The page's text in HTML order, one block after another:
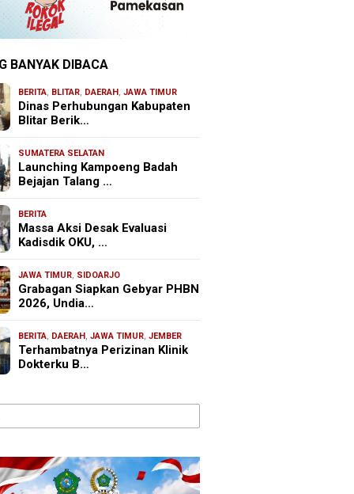
BANYAK DIBACA
BERITA, BLITAR, DAERAH ,JAWA TIMUR
Dinas Perhubungan Kabupaten
Blitar Berik…
SUMATERA SELATAN
Launching Kampoeng Badah
Bejajan Talang …
BERITA
Massa Aksi Desak Evaluasi
Kadisdik OKU, …
JAWA TIMUR, SIDOARJO
Grabagan Siapkan Gebyar PHBN
2026, Undia…
BERITA, DAERAH ,JAWA TIMUR,JEMBER
Terhambatnya Perizinan Klinik
Dokterku B…